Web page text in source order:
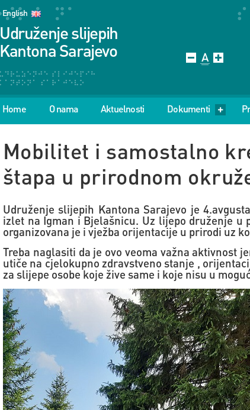
English
Udruženje slijepih
Kantona Sarajevo
Home O nama Aktuelnosti Dokumenti
Mobilitet i samostalno
štapa u prirodnom
Udruženje slijepih Kantona Sarajevo je
izlet na Igman i Bjelašnicu. Uz lijepo druženje
organizovana je i vježba orijentacije u prirodi uz
Treba naglasiti da je ovo veoma važna aktivnost
utiče na cjelokupno zdravstveno stanje ,
za slijepe osobe koje žive same i koje nisu u